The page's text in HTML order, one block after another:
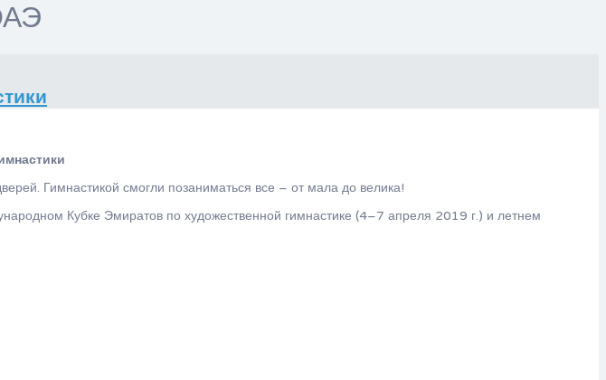
Гимнастикой смогли позаниматься все – от мала до велика!
Кубке Эмиратов по художественной гимнастике (4–7 апреля 2019 г.) и летнем